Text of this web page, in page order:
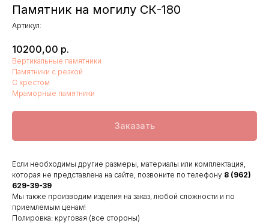
Памятник на могилу СК-180
Артикул:
10200,00 р.
Вертикальные памятники
Памятники с резкой
С крестом
Мраморные памятники
Заказать
Если необходимы другие размеры, материалы или комплектация,
которая не представлена на сайте, позвоните по телефону 8 (962)
629-39-39
Мы также производим изделия на заказ, любой сложности и по
приемлемым ценам!
Полировка: круговая (все стороны)